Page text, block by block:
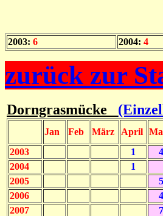
2003: 6 2004: 4
zurück zur
Dorngrasmücke
Jan Feb März April
2003
1 4
2004
1
2005
5
2006
4
2007
7